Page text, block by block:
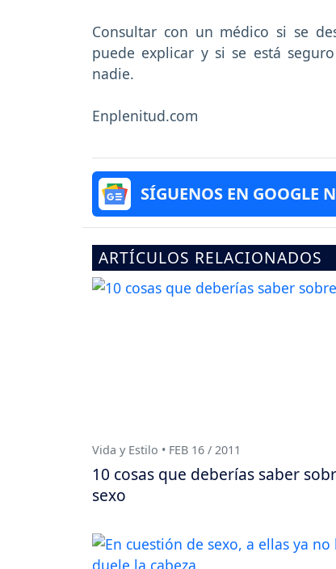
Consultar con un médico si se
puede explicar y si se está
nadie.
Enplenitud.com
SÍGUENOS EN GOOGLE
ARTÍCULOS RELACIONADOS
Vida y Estilo • FEB 16 / 2011
10 cosas que deberías saber
sexo